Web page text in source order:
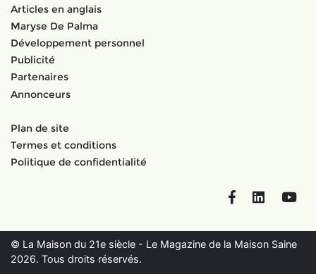
Articles en anglais
Maryse De Palma
Développement personnel
Publicité
Partenaires
Annonceurs
Plan de site
Termes et conditions
Politique de confidentialité
FacebookLinkedIn
© La Maison du 21e siècle - Le Magazine de la Maison Saine
2026. Tous droits réservés.